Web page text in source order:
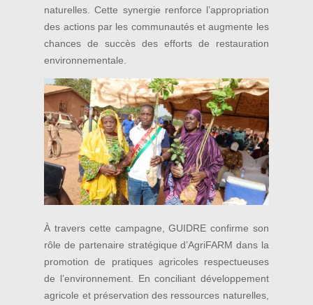
naturelles. Cette synergie renforce l’appropriation
des actions par les communautés et augmente les
chances de succès des efforts de restauration
environnementale.
À travers cette campagne, GUIDRE confirme son
rôle de partenaire stratégique d’AgriFARM dans la
promotion de pratiques agricoles respectueuses
de l’environnement. En conciliant développement
agricole et préservation des ressources naturelles,